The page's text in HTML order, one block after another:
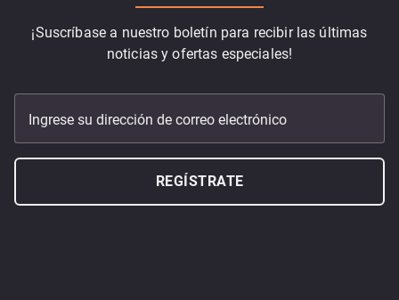
¡Suscríbase a nuestro boletín para recibir las últimas
noticias y ofertas especiales!
Ingrese su dirección de correo electrónico
REGÍSTRATE